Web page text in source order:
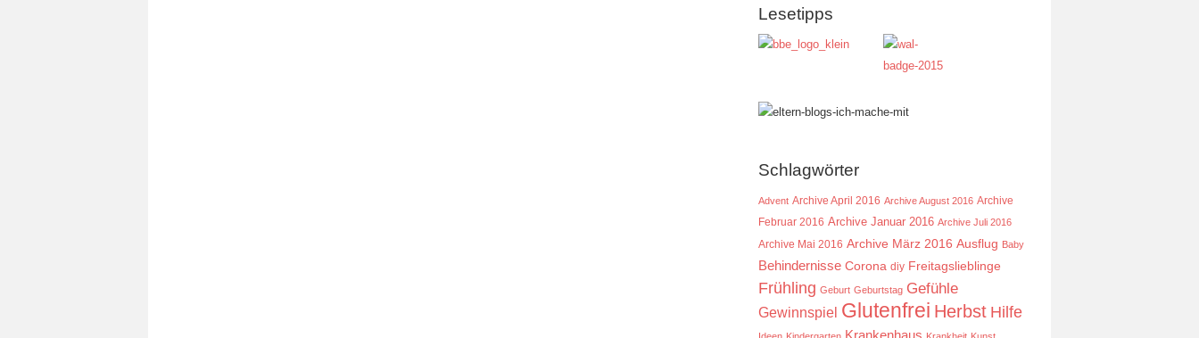
Lesetipps
Schlagwörter
Advent Archive April 2016 Archive August 2016 Archive
Februar 2016 Archive Januar 2016 Archive Juli 2016
Archive Mai 2016 Archive März 2016 Ausflug Baby
Behindernisse Corona diy Freitagslieblinge
Frühling Geburt Geburtstag Gefühle
Gewinnspiel Glutenfrei Herbst Hilfe
Krankenhaus